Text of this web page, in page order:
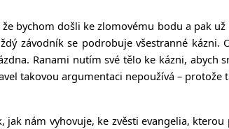
bychom došli ke zlomovému bodu a pak
závodník se podrobuje všestranné kázni.
Ranami nutím své tělo ke kázni, abych
takovou argumentaci nepoužívá – protože
nám vyhovuje, ke zvěsti evangelia,